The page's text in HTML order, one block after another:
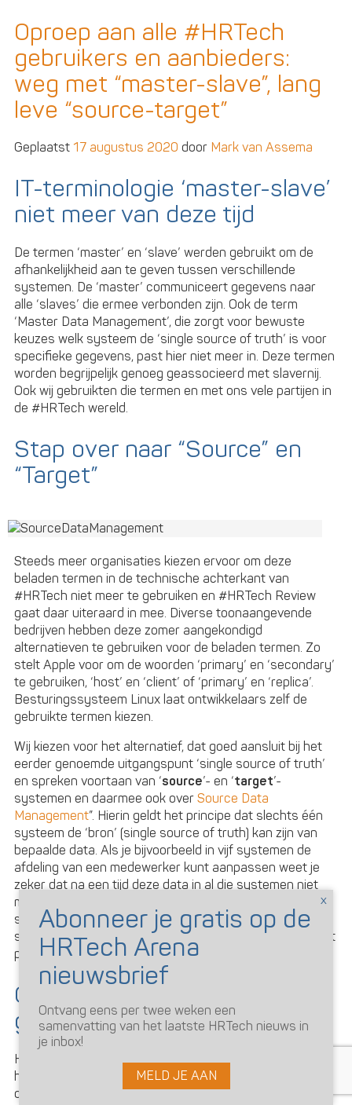
moment
is
nu
Oproep aan alle #HRTech
gebruikers en aanbieders:
weg met “master-slave”, lang
leve “source-target”
Geplaatst 17 augustus 2020 door Mark van Assema
IT-terminologie ‘master-slave’
niet meer van deze tijd
De termen ‘master’ en ‘slave’ werden gebruikt om de
afhankelijkheid aan te geven tussen verschillende
systemen. De ‘master’ communiceert gegevens naar
alle ‘slaves’ die ermee verbonden zijn. Ook de term
‘Master Data Management’, die zorgt voor bewuste
keuzes welk systeem de ‘single source of truth’ is voor
specifieke gegevens, past hier niet meer in. Deze termen
worden begrijpelijk genoeg geassocieerd met slavernij.
Ook wij gebruikten die termen en met ons vele partijen in
de #HRTech wereld.
Stap over naar “Source” en
“Target”
Steeds meer organisaties kiezen ervoor om deze
beladen termen in de technische achterkant van
#HRTech niet meer te gebruiken en #HRTech Review
gaat daar uiteraard in mee. Diverse toonaangevende
bedrijven hebben deze zomer aangekondigd
alternatieven te gebruiken voor de beladen termen. Zo
stelt Apple voor om de woorden ‘primary’ en ‘secondary’
te gebruiken, ‘host’ en ‘client’ of ‘primary’ en ‘replica’.
Besturingssysteem Linux laat ontwikkelaars zelf de
gebruikte termen kiezen.
Wij kiezen voor het alternatief, dat goed aansluit bij het
eerder genoemde uitgangspunt ‘single source of truth’
en spreken voortaan van ‘source’- en ‘target’-
systemen en daarmee ook overSource Data
Management”. Hierin geldt het principe dat slechts één
systeem de ‘bron’ (single source of truth) kan zijn van
bepaalde data. Als je bijvoorbeeld in vijf systemen de
afdeling van een medewerker kunt aanpassen weet je
zeker dat na een tijd deze data in al die systemen niet
meer klopt. Door steeds voor iedere waarde één
systeem als ‘bron’ te bestempelen en die in andere
systemen te importeren middels een interface kun je dat
probleem van dubbele data voorkomen.
Oproep aan alle #HRTech
gebruikers en aanbieders
Het is een simpele actie en daarom haast geen reden om
het niet te doen. De technische mensen binnen je
organisatie gebruiken deze termen vaak onbewust, maar
Ontvang eens per twee weken een
samenvatting van het laatste HRTech nieuws in
je inbox!
MELD JE AAN